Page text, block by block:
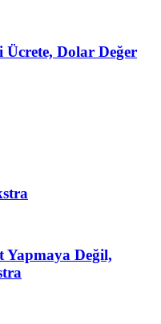
Dolar Değer
Yapmaya Değil,